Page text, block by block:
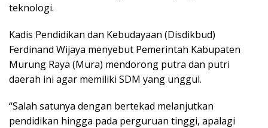
teknologi.
Kadis Pendidikan dan Kebudayaan (Disdikbud)
Ferdinand Wijaya menyebut Pemerintah Kabupaten
Murung Raya (Mura) mendorong putra dan putri
daerah ini agar memiliki SDM yang unggul.
“Salah satunya dengan bertekad melanjutkan
pendidikan hingga pada perguruan tinggi, apalagi